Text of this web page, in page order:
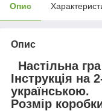
Опис
Опис
Настільна
Інструкція на
українською.
Розмір